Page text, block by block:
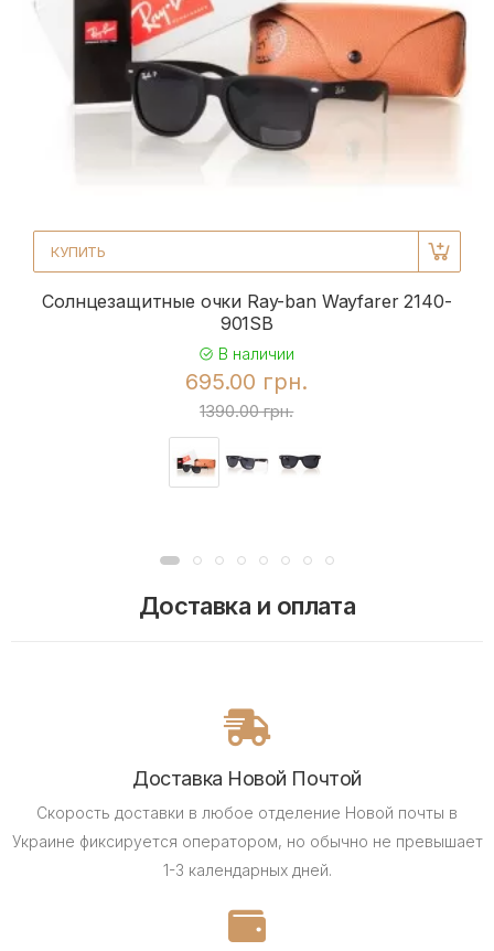
КУПИТЬ
Солнцезащитные очки Ray-ban Wayfarer 2140-
901SB
В наличии
695.00 грн.
1390.00 грн.
Доставка и оплата
Доставка Новой Почтой
Скорость доставки в любое отделение Новой почты в
Украине фиксируется оператором, но обычно не превышает
1-3 календарных дней.